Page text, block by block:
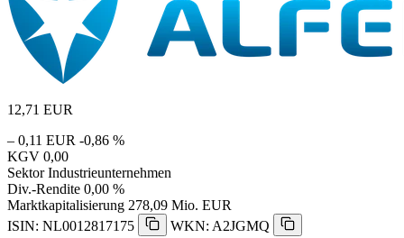
12,71 EUR
– 0,11 EUR -0,86 %
KGV 0,00
Sektor Industrieunternehmen
Div.-Rendite 0,00 %
Marktkapitalisierung 278,09 Mio. EUR
ISIN: NL0012817175
WKN: A2JGMQ